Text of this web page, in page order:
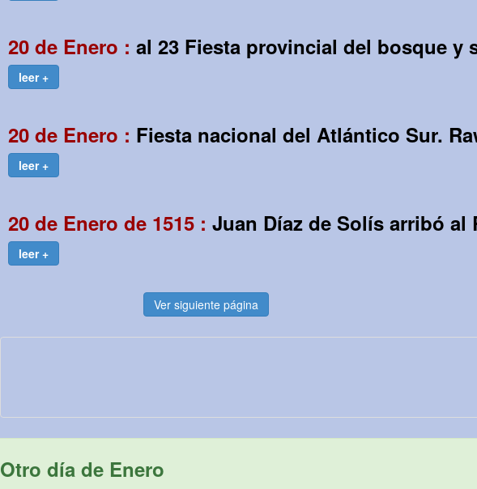
20 de Enero : al 23 Fiesta provincial del bosque y
leer +
20 de Enero : Fiesta nacional del Atlántico Sur.
leer +
20 de Enero de 1515 : Juan Díaz de Solís arribó al
leer +
Ver siguiente página
Otro día de Enero